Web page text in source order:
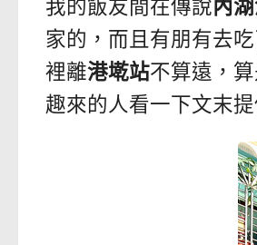
我的飯友間在傳說內
家的，而且有朋有去
裡離港墘站不算遠，
趣來的人看一下文末